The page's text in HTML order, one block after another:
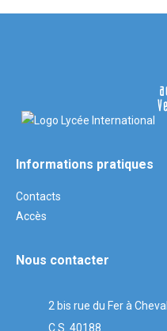
Informations pratiques
Contacts
Accès
Nous contacter
2 bis rue du Fer à Cheval
C.S. 40188